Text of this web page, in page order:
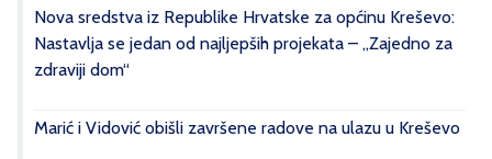
Nova sredstva iz Republike Hrvatske za općinu Kreševo:
Nastavlja se jedan od najljepših projekata – „Zajedno za
zdraviji dom“
Marić i Vidović obišli završene radove na ulazu u Kreševo